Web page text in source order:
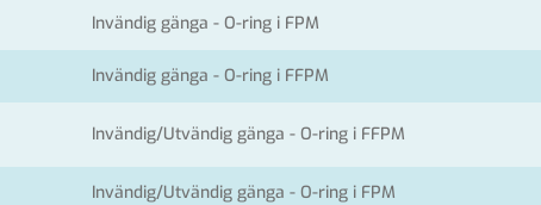
Invändig gänga - O-ring i FPM
Invändig gänga - O-ring i FFPM
Invändig/Utvändig gänga - O-ring i FFPM
Invändig/Utvändig gänga - O-ring i FPM